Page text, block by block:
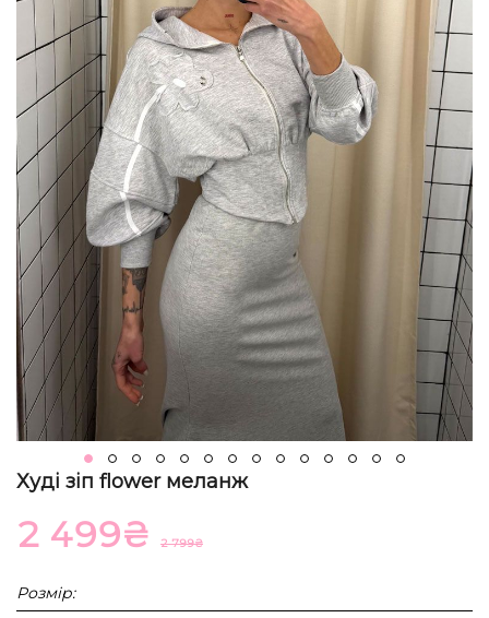
Худі зіп flower меланж
2 799₴
2 499₴
Розмір: